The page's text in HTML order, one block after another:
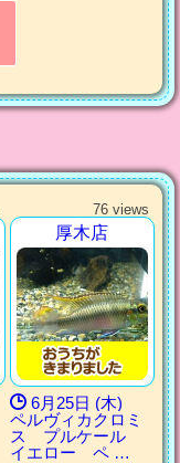
76 views
厚木店
6月25日 (木)
ペルヴィカクロミ
ス プルケール
イエロー ペ …